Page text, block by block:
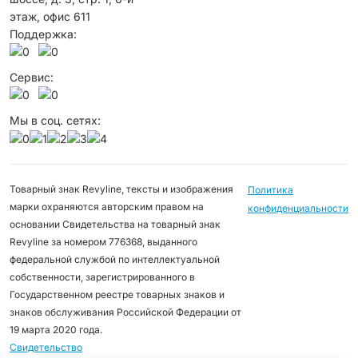
этаж, офис 611
Поддержка:
Сервис:
Мы в соц. сетях:
Товарный знак Revyline, тексты и изображения
марки охраняются авторским правом на
основании Свидетельства на товарный знак
Revyline за номером 776368, выданного
федеральной службой по интеллектуальной
собственности, зарегистрированного в
Государственном реестре товарных знаков и
знаков обслуживания Российской Федерации от
19 марта 2020 года.
Свидетельство
Политика
конфиденциальности